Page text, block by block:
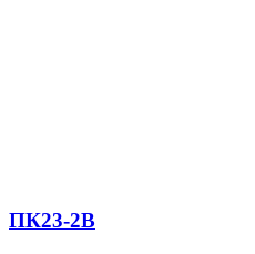
ПК23-2В